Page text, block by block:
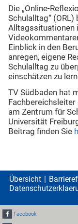
Die „Online-
Schulalltag“
Alltagssituationen
Einblick in den
anregen, eigene
Schulalltag zu
einschätzen zu
TV Südbaden hat
am Zentrum für
Universität
Beitrag finden Sie
Übersicht
Facebook